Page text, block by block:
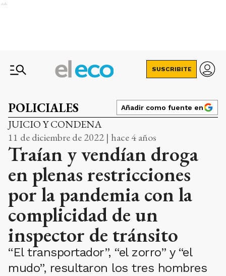
Ads
SUSCRIBITE
POLICIALES Añadir como fuente en
JUICIO Y CONDENA
11 de diciembre de 2022 | hace 4 años
Traían y vendían droga
en plenas restricciones
por la pandemia con la
complicidad de un
inspector de tránsito
“El transportador”, “el zorro” y “el
mudo”, resultaron los tres hombres